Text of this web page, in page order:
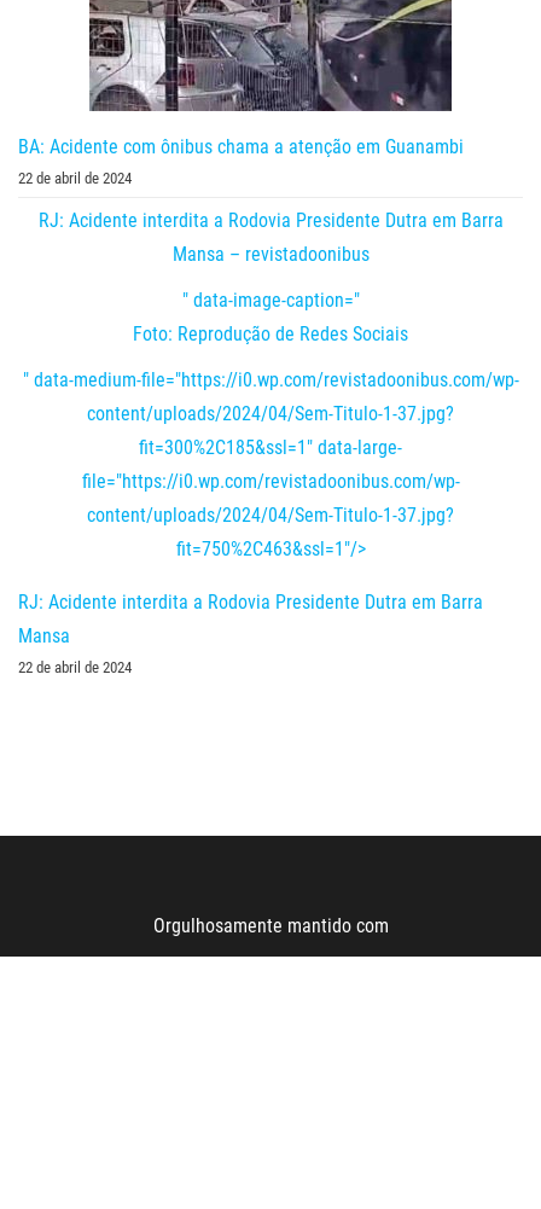
BA: Acidente com ônibus chama a atenção em Guanambi
22 de abril de 2024
RJ: Acidente interdita a Rodovia Presidente Dutra em Barra
Mansa – revistadoonibus
" data-image-caption="
Foto: Reprodução de Redes Sociais
" data-medium-file="https://i0.wp.com/revistadoonibus.com/wp-
content/uploads/2024/04/Sem-Titulo-1-37.jpg?
fit=300%2C185&ssl=1" data-large-
file="https://i0.wp.com/revistadoonibus.com/wp-
content/uploads/2024/04/Sem-Titulo-1-37.jpg?
fit=750%2C463&ssl=1"/>
RJ: Acidente interdita a Rodovia Presidente Dutra em Barra
Mansa
22 de abril de 2024
Orgulhosamente mantido com